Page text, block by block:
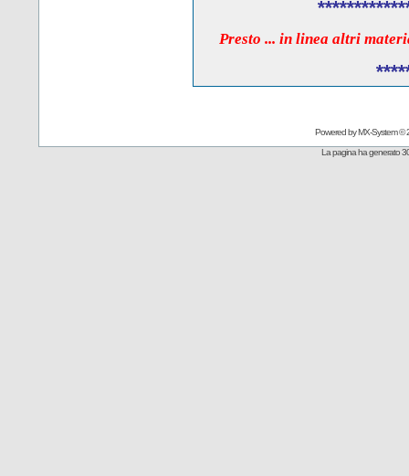
Presto ... in linea altri
Powered byMX-System©
La pagina ha generato